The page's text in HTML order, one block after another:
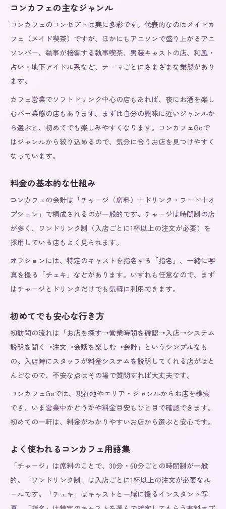
コンカフェの主なジャンル
コンカフェのコンセプトは実に多彩です。代表的なのはメイドカ
フェ（メイド喫茶）ですが、ほかにもアニソンで盛り上がるアニ
ソンバー、執事が接客する執事喫茶、男装キャストの店、和風・
占い・地下アイドル系など、テーマごとにさまざまな業態があり
ます。
カフェ営業でソフトドリンク中心の店もあれば、夜にお酒を楽し
むバー業態の店もあります。まずは自分の興味に近いジャンルか
ら選ぶと、初めてでも楽しみやすくなります。コンカフェGoで
はジャンルから絞り込めるので、気分に合うお店を見つけやすく
なっています。
料金の基本的な仕組み
コンカフェの会計は「チャージ（席料）＋ドリンク・フード＋オ
プション」で構成されるのが一般的です。チャージは時間制の店
が多く、ワンドリンク制（入店ごとに1杯以上の注文が必要）を
採用している店もよく見られます。
オプションには、特定のキャストを指名する「指名」、一緒に写
真を撮る「チェキ」などがあります。いずれも任意なので、まず
はチャージとドリンクだけでも気軽に利用できます。
初めてでも安心な行き方
初訪問の流れは「お店を探す→営業時間を確認→入店→システム
説明を聞く→注文→会話を楽しむ→会計」というシンプルなも
の。入店時にスタッフが料金システムを説明してくれる店がほと
んどなので、不安な点はその場で質問すれば大丈夫です。
コンカフェGoでは、現在地やエリア・ジャンルからお店を検索
でき、いま営業中かどうかや料金目安もひと目で確認できます。
初めての一軒は、料金がわかりやすいお店から選ぶと安心です。
よく使われるコンカフェ用語集
「チャージ」は席料のことで、30分・60分ごとの時間制が一般
的。「ワンドリンク制」は入店ごとに1杯以上の注文が必要なル
ールです。「チェキ」はキャストと一緒に撮るインスタント写